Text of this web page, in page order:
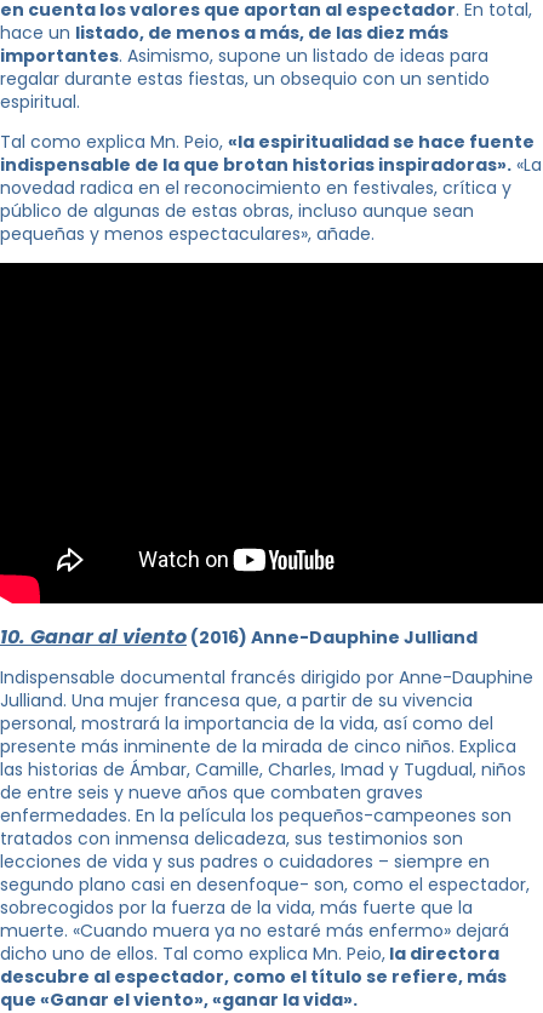
en cuenta los valores que aportan al espectador. En total,
hace un listado, de menos a más, de las diez más
importantes. Asimismo, supone un listado de ideas para
regalar durante estas fiestas, un obsequio con un sentido
espiritual.
Tal como explica Mn. Peio, «la espiritualidad se hace fuente
indispensable de la que brotan historias inspiradoras». «La
novedad radica en el reconocimiento en festivales, crítica y
público de algunas de estas obras, incluso aunque sean
pequeñas y menos espectaculares», añade.
10. Ganar al viento (2016) Anne-Dauphine Julliand
Indispensable documental francés dirigido por Anne-Dauphine
Julliand. Una mujer francesa que, a partir de su vivencia
personal, mostrará la importancia de la vida, así como del
presente más inminente de la mirada de cinco niños. Explica
las historias de Ámbar, Camille, Charles, Imad y Tugdual, niños
de entre seis y nueve años que combaten graves
enfermedades. En la película los pequeños-campeones son
tratados con inmensa delicadeza, sus testimonios son
lecciones de vida y sus padres o cuidadores – siempre en
segundo plano casi en desenfoque- son, como el espectador,
sobrecogidos por la fuerza de la vida, más fuerte que la
muerte. «Cuando muera ya no estaré más enfermo» dejará
dicho uno de ellos. Tal como explica Mn. Peio, la directora
descubre al espectador, como el título se refiere, más
que «Ganar el viento», «ganar la vida».